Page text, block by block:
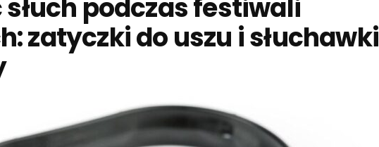
podczas festiwali
zatyczki do uszu i słuchawki